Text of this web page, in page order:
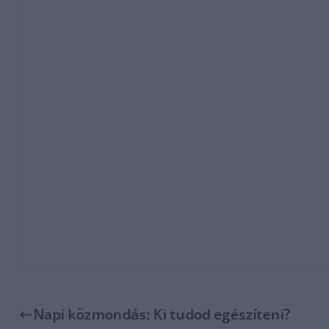
Napi közmondás: Ki tudod egészíteni?